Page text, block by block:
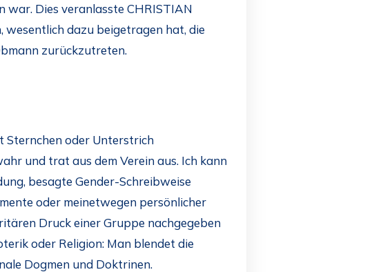
war. Dies veranlasste CHRISTIAN
wesentlich dazu beigetragen hat, die
zurückzutreten.
Sternchen oder Unterstrich
und trat aus dem Verein aus. Ich kann
besagte Gender-Schreibweise
oder meinetwegen persönlicher
Druck einer Gruppe nachgegeben
oder Religion: Man blendet die
Dogmen und Doktrinen.